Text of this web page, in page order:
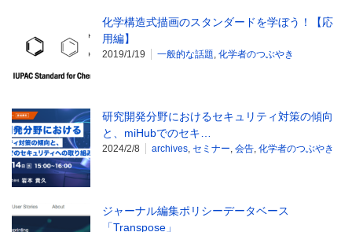
化学構造式描画のスタンダードを学ぼう！【応
用編】
2019/1/19 一般的な話題, 化学者のつぶやき
研究開発分野におけるセキュリティ対策の傾向
と、miHubでのセキ…
2024/2/8 archives, セミナー, 会告, 化学者のつぶやき
ジャーナル編集ポリシーデータベース
「Transpose」